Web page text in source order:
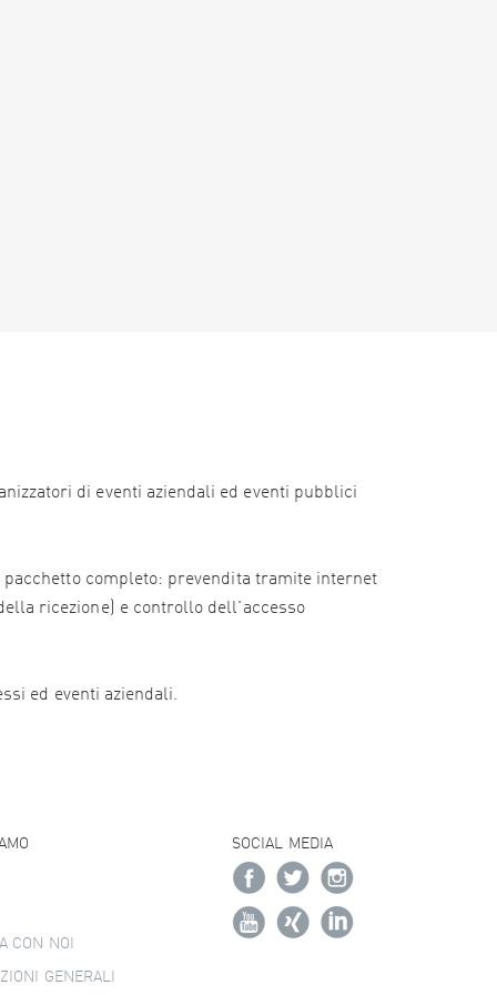
di eventi aziendali ed eventi pubblici
completo: prevendita tramite internet
ricezione) e controllo dell'accesso
ed eventi aziendali.
CON NOI
GENERALI
SOCIAL MEDIA